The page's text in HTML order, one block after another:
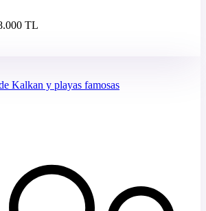
TL
Kalkan y playas famosas